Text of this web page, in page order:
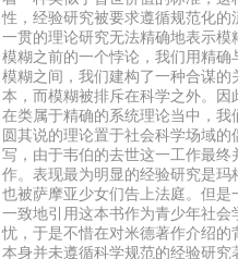
性，经验研究被要求遵循规范化
一贯的理论研究无法精确地表示
模糊之前的一个悖论，我们用精
模糊之间，我们建构了一种合谋
本，而模糊被排斥在科学之外。
在类属于精确的系统理论当中，
圆其说的理论置于社会科学场域
写，由于韦伯的去世这一工作最
作。表现最为明显的经验研究是
也被萨摩亚少女们告上法庭。但
一致地引用这本书作为青少年社
忧，于是不惜在对米德著作介绍
本身并未遵循科学规范的经验研